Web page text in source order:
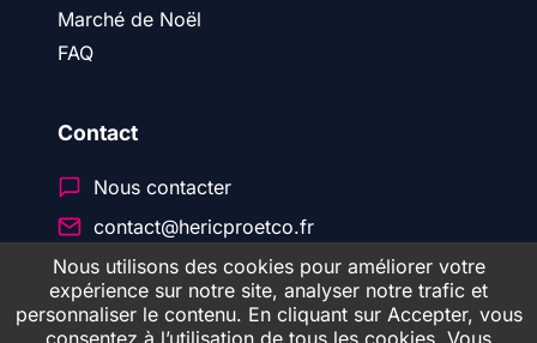
Nous utilisons des cookies pour améliorer votre
expérience sur notre site, analyser notre trafic et
personnaliser le contenu. En cliquant sur Accepter, vous
consentez à l’utilisation de tous les cookies. Vous
Marché de Noël
FAQ
Contact
Nous contacter
contact@hericproetco.fr
© 2026 Héric Pro & CO